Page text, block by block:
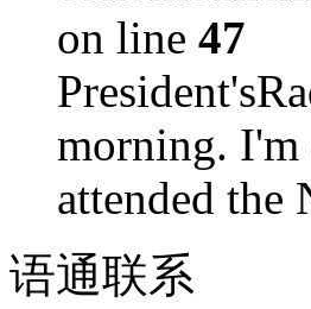
on line 47
morning. I'm
attended the
语通联系